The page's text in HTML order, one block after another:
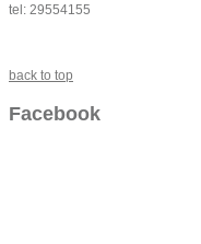
tel: 29554155
back to top
Facebook